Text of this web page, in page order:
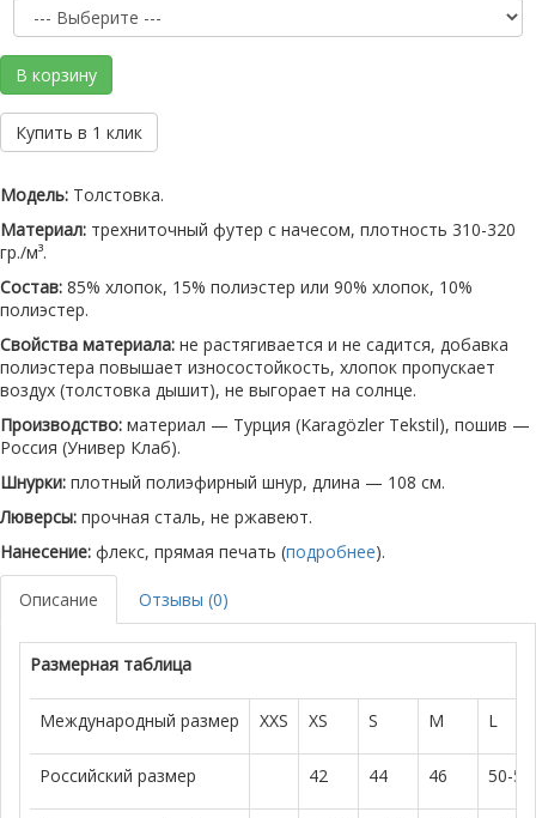
В корзину
Купить в 1 клик
Модель: Толстовка.
Материал: трехниточный футер с начесом, плотность 310-320
гр./м³.
Состав: 85% хлопок, 15% полиэстер или 90% хлопок, 10%
полиэстер.
Свойства материала: не растягивается и не садится, добавка
полиэстера повышает износостойкость, хлопок пропускает
воздух (толстовка дышит), не выгорает на солнце.
Производство: материал — Турция (Karagözler Tekstil), пошив —
Россия (Универ Клаб).
Шнурки: плотный полиэфирный шнур, длина — 108 см.
Люверсы: прочная сталь, не ржавеют.
Нанесение: флекс, прямая печать (подробнее).
Описание Отзывы (0)
Размерная таблица
Международный размер XXS XS S M L
Российский размер 42 44 46 50-52